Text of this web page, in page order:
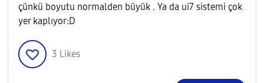
çünkü boyutu normalden büyük . Ya da ui7 sistemi çok
yer kaplıyor:D
3 Likes